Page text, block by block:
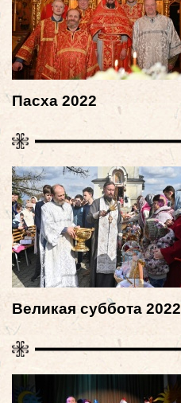
Пасха 2022
Великая суббота 2022